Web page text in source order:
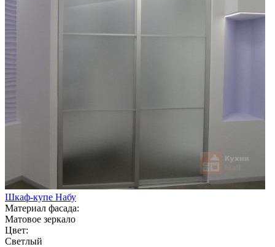
Шкаф-купе Набу
Материал фасада:
Матовое зеркало
Цвет:
Светлый